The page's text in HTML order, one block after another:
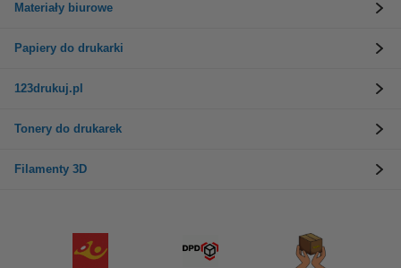
Materiały biurowe
Papiery do drukarki
123drukuj.pl
Tonery do drukarek
Filamenty 3D